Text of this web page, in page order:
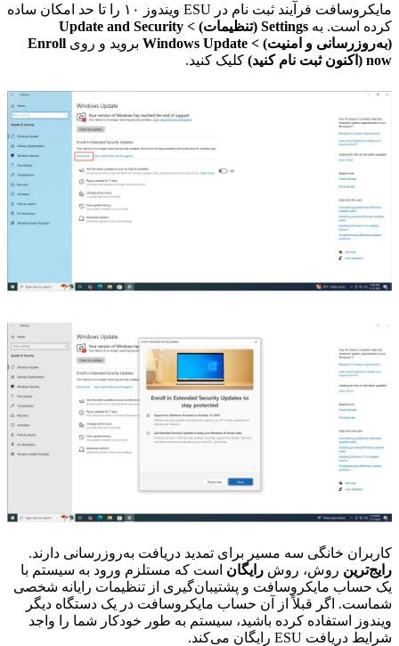
مایکروسافت فرآیند ثبت نام در ESU ویندوز ۱۰ را تا حد امکان ساده
کرده است. به
Settings (تنظیمات) > Update and Security
(به‌روزرسانی و امنیت) > Windows Update
بروید و روی Enroll
now (اکنون ثبت نام کنید)
کلیک کنید.
کاربران خانگی سه مسیر برای تمدید دریافت به‌روزرسانی دارند.
رایج‌ترین روش، روش رایگان است که مستلزم ورود به سیستم با
یک حساب مایکروسافت و پشتیبان‌گیری از تنظیمات رایانه شخصی
شماست. اگر قبلاً از آن حساب مایکروسافت در یک دستگاه دیگر
ویندوز استفاده کرده باشید، سیستم به طور خودکار شما را واجد
شرایط دریافت ESU رایگان می‌کند.